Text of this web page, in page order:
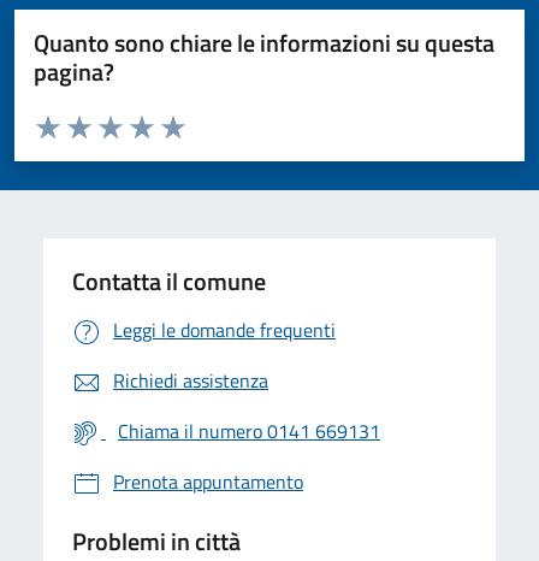
Quanto sono chiare le informazioni su questa
pagina?
Valuta da 1 a 5 stelle la pagina
Valuta 5 stelle su 5
Valuta 4 stelle su 5
Valuta 3 stelle su 5
Valuta 2 stelle su 5
Valuta 1 stelle su 5
Contatta il comune
Leggi le domande frequenti
Richiedi assistenza
Chiama il numero 0141 669131
Prenota appuntamento
Problemi in città